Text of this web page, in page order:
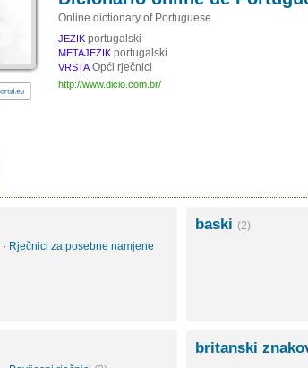
Online dictionary of Portuguese
JEZIK portugalski
METAJEZIK portugalski
VRSTA Opći rječnici
http://www.dicio.com.br/
· Rječnici za posebne namjene
baski (2)
britanski